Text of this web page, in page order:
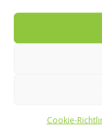
Cookie-
Spitzenkoch Jan